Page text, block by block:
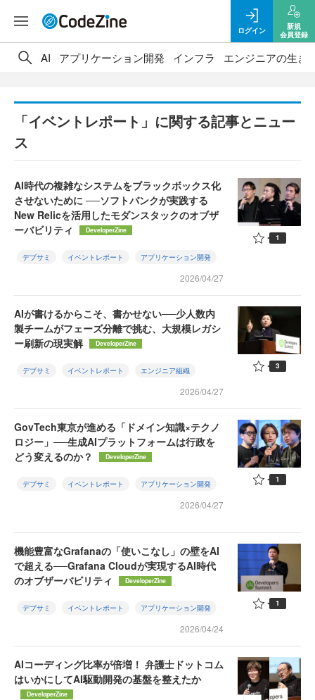
ログイン
新規
会員登録
AI アプリケーション開発 インフラ エンジニアの生き
「イベントレポート」に関する記事とニュー
ス
AI時代の複雑なシステムをブラックボックス化
させないために ──ソフトバンクが実践する
New Relicを活用したモダンスタックのオブザ
ーバビリティ
DeveloperZine
デブサミ イベントレポート アプリケーション開発
2026/04/27
1
AIが書けるからこそ、書かせない──少人数内
製チームがフェーズ分離で挑む、大規模レガシ
ー刷新の現実解
DeveloperZine
デブサミ イベントレポート エンジニア組織
2026/04/27
3
GovTech東京が進める「ドメイン知識×テクノ
ロジー」──生成AIプラットフォームは行政を
どう変えるのか？
DeveloperZine
デブサミ イベントレポート アプリケーション開発
2026/04/27
1
機能豊富なGrafanaの「使いこなし」の壁をAI
で超える──Grafana Cloudが実現するAI時代
のオブザーバビリティ
DeveloperZine
デブサミ イベントレポート アプリケーション開発
2026/04/24
1
AIコーディング比率が倍増！ 弁護士ドットコム
はいかにしてAI駆動開発の基盤を整えたか
DeveloperZine